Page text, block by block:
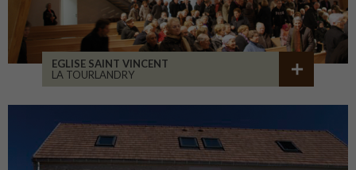
EGLISE SAINT VINCENT
LA TOURLANDRY